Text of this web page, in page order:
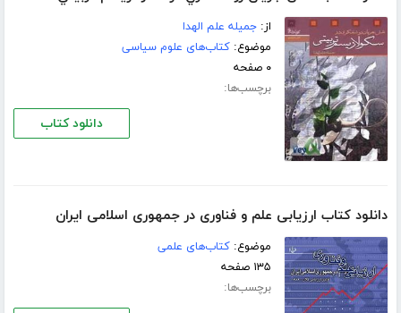
از:جمیله‌ علم ‌الهدا
موضوع:کتاب‌های علوم سیاسی
۰ صفحه
برچسب‌ها:
دانلود کتاب
دانلود کتاب ارزیابی علم و فناوری در جمهوری اسلامی ایران
موضوع:کتاب‌های علمی
۱۳۵ صفحه
برچسب‌ها: